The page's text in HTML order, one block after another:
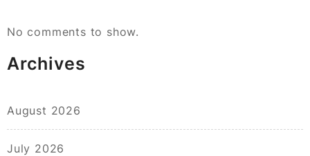
No comments to show.
Archives
August 2026
July 2026